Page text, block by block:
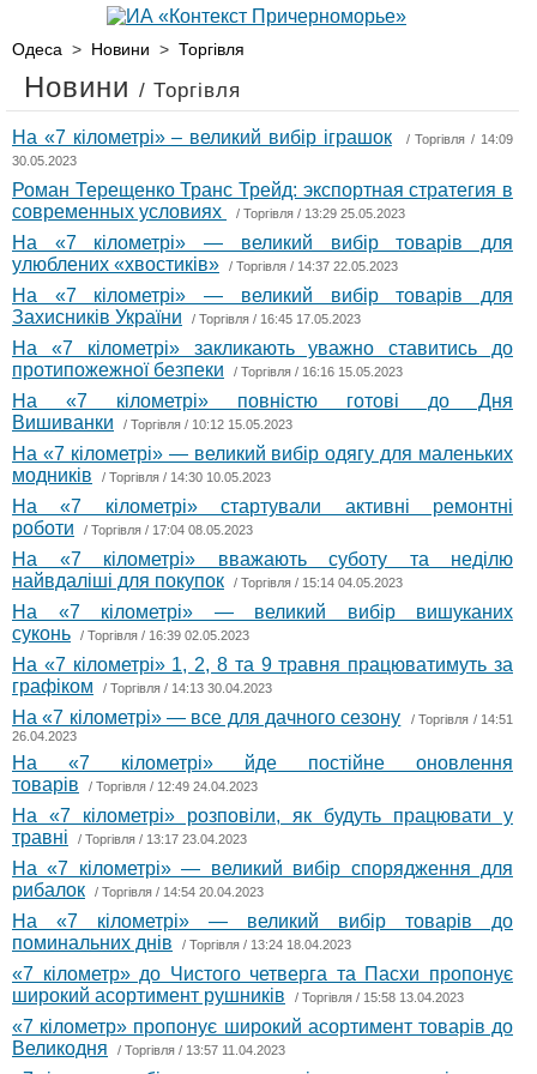
Одеса > Новини > Торгівля
Новини / Торгівля
На «7 кілометрі» – великий вибір іграшок /Торгівля / 14:09
30.05.2023
Роман Терещенко Транс Трейд: экспортная стратегия в
современных условиях
/ Торгівля / 13:29 25.05.2023
На «7 кілометрі» — великий вибір товарів для
улюблених «хвостиків»
/ Торгівля / 14:37 22.05.2023
На «7 кілометрі» — великий вибір товарів для
Захисників України
/ Торгівля / 16:45 17.05.2023
На «7 кілометрі» закликають уважно ставитись до
протипожежної безпеки
/ Торгівля / 16:16 15.05.2023
На «7 кілометрі» повністю готові до Дня
Вишиванки
/ Торгівля / 10:12 15.05.2023
На «7 кілометрі» — великий вибір одягу для маленьких
модників
/ Торгівля / 14:30 10.05.2023
На «7 кілометрі» стартували активні ремонтні
роботи
/ Торгівля / 17:04 08.05.2023
На «7 кілометрі» вважають суботу та неділю
найвдаліші для покупок
/ Торгівля / 15:14 04.05.2023
На «7 кілометрі» — великий вибір вишуканих
суконь
/ Торгівля / 16:39 02.05.2023
На «7 кілометрі» 1, 2, 8 та 9 травня працюватимуть за
графіком
/ Торгівля / 14:13 30.04.2023
На «7 кілометрі» — все для дачного сезону /Торгівля / 14:51
26.04.2023
На «7 кілометрі» йде постійне оновлення
товарів
/ Торгівля / 12:49 24.04.2023
На «7 кілометрі» розповіли, як будуть працювати у
травні
/ Торгівля / 13:17 23.04.2023
На «7 кілометрі» — великий вибір спорядження для
рибалок
/ Торгівля / 14:54 20.04.2023
На «7 кілометрі» — великий вибір товарів до
поминальних днів
/ Торгівля / 13:24 18.04.2023
«7 кілометр» до Чистого четверга та Пасхи пропонує
широкий асортимент рушників
/ Торгівля / 15:58 13.04.2023
«7 кілометр» пропонує широкий асортимент товарів до
Великодня
/ Торгівля / 13:57 11.04.2023